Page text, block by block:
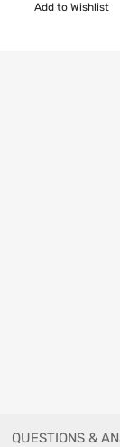
Add to Wishlist
QUESTIONS &